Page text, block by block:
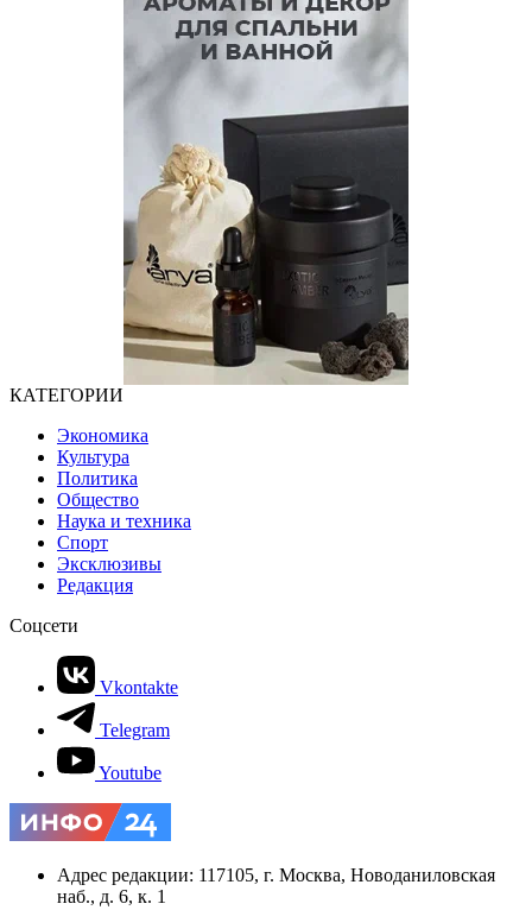
КАТЕГОРИИ
Экономика
Культура
Политика
Общество
Наука и техника
Спорт
Эксклюзивы
Редакция
Соцсети
Vkontakte
Telegram
Youtube
Адрес редакции: 117105, г. Москва, Новоданиловская
наб., д. 6, к. 1